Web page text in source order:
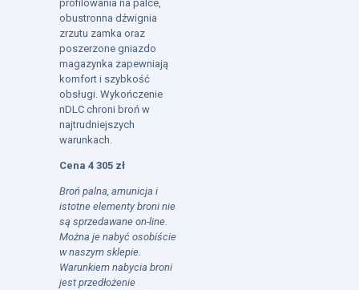
profilowania na palce,
obustronna dźwignia
zrzutu zamka oraz
poszerzone gniazdo
magazynka zapewniają
komfort i szybkość
obsługi. Wykończenie
nDLC chroni broń w
najtrudniejszych
warunkach.
Cena 4 305 zł
Broń palna, amunicja i
istotne elementy broni nie
są sprzedawane on-line.
Można je nabyć osobiście
w naszym sklepie.
Warunkiem nabycia broni
jest przedłożenie